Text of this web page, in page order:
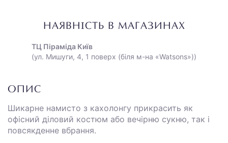
НАЯВНІСТЬ В МАГАЗИНАХ
ТЦ Піраміда Київ
(ул. Мишуги, 4, 1 поверх (біля м-на «Watsons»))
ОПИС
Шикарне намисто з кахолонгу прикрасить як
офісний діловий костюм або вечірню сукню, так і
повсякденне вбрання.